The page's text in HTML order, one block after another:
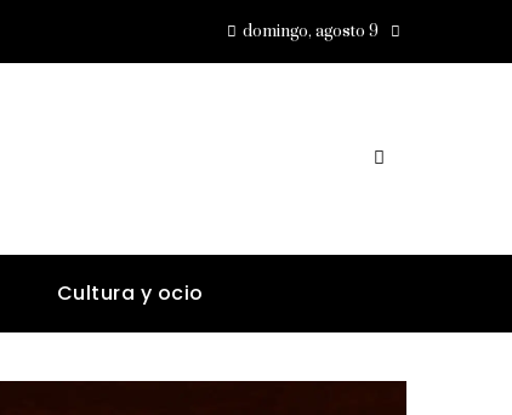
domingo, agosto 9
Cultura y ocio